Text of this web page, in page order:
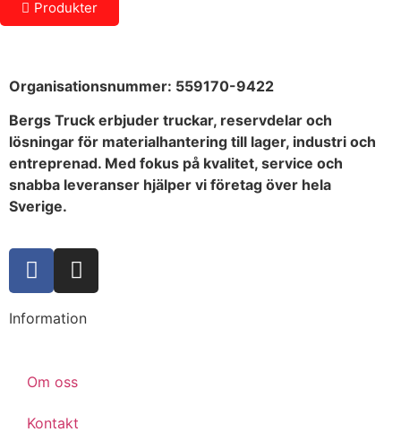
Produkter
Organisationsnummer: 559170-9422
Bergs Truck erbjuder truckar, reservdelar och
lösningar för materialhantering till lager, industri och
entreprenad. Med fokus på kvalitet, service och
snabba leveranser hjälper vi företag över hela
Sverige.
Information
Om oss
Kontakt